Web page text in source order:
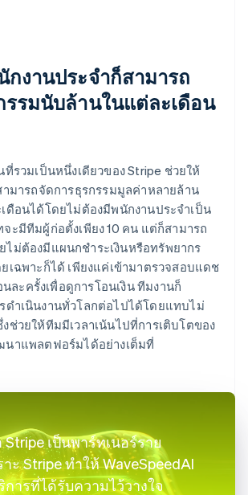
งานประจำก็สามารถ
รรมนับล้านในแต่ละเดือน
ที่รวมเป็นหนึ่งเดียวของ Stripe ช่วยให้
ามารถจัดการธุรกรรมมูลค่าหลายล้าน
ดือนได้โดยไม่ต้องมีพนักงานประจำเป็น
ะมีทีมผู้ก่อตั้งเพียง 10 คน แต่ก็สามารถ
ไม่ต้องมีแผนกชำระเงินหรือทรัพยากร
เฉพาะก็ได้ เพียงแค่เข้ามาตรวจสอบแดช
ละครั้งเพื่อดูการโอนเงิน ทีมงานก็
ดำเนินงานทั่วโลกต่อไปได้โดยแทบไม่
ช่วยให้ทีมมีเวลาเน้นไปที่การเติบโตของ
าแพลตฟอร์มได้อย่างเต็มที่
Stripe เป็นพาร์ทเนอร์ราย
ะ Stripe ทำให้ WaveSpeedAI
การที่ได้รับความไว้วางใจ